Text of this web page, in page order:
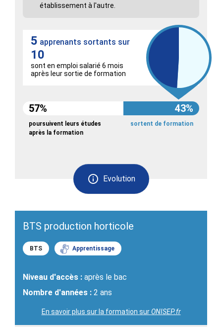
établissement à l'autre.
Evolution
5 apprenants sortants sur
10
sont en emploi salarié 6 mois
après leur sortie de formation
57% 43%
poursuivent leurs études
après la formation
sortent de formation
BTS production horticole
BTS Apprentissage
Niveau d'accès : après le bac
Nombre d'années : 2 ans
En savoir plus sur la formation surONISEP.fr